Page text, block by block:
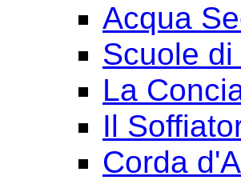
Acqua
Scuole
La
Il
Corda